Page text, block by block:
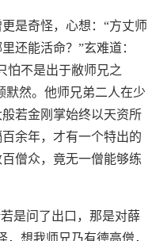
是奇怪，心想：“方丈师
还能活命？”玄难道：
怕不是出于敝师兄之
默然。他师兄弟二人在少
若金刚掌始终以天资所
余年，才有一个特出的
僧众，竟无一僧能够练
是问了出口，那是对薛
想我师兄乃有德高僧，